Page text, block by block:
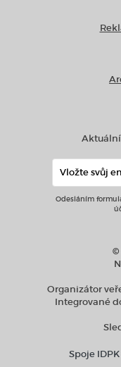
Odesláním
©
Organizátor
Integrované
Spoje